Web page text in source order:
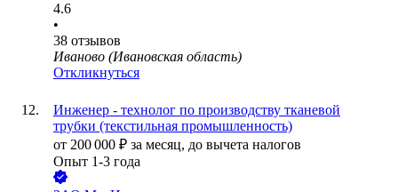
4.6
•
38 отзывов
Иваново (Ивановская область)
Откликнуться
Инженер - технолог по производству тканевой
трубки (текстильная промышленность)
от 200 000 ₽ за месяц, до вычета налогов
Опыт 1-3 года